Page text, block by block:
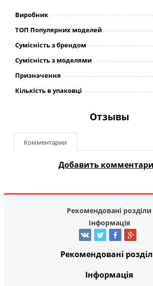
Виробник
ТОП Популярних моделей
Сумісність з брендом
Сумісність з моделями
Призначення
Кількість в упаковці
Отзывы
Комментарии
Добавить
Рекомендовані розділи
Інформація
Рекомендовані
Інформація